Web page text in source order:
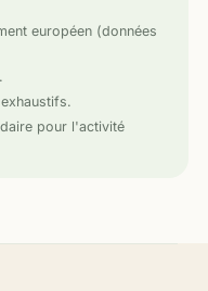
européen (données
pour l'activité